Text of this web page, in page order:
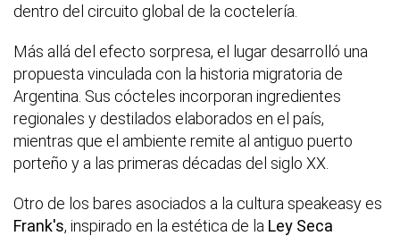
dentro del circuito global de la coctelería.
Más allá del efecto sorpresa, el lugar desarrolló una
propuesta vinculada con la historia migratoria de
Argentina. Sus cócteles incorporan ingredientes
regionales y destilados elaborados en el país,
mientras que el ambiente remite al antiguo puerto
porteño y a las primeras décadas del siglo XX.
Otro de los bares asociados a la cultura speakeasy es
Frank's, inspirado en la estética de la Ley Seca